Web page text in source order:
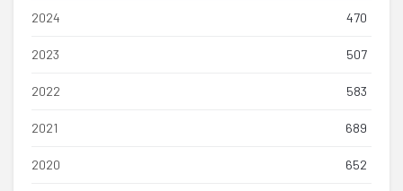
2024 470
2023 507
2022 583
2021 689
2020 652